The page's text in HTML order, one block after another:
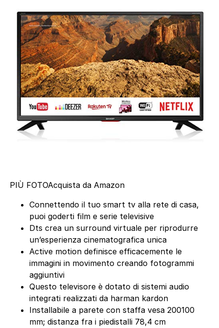
PIÙ FOTOAcquista da Amazon
Connettendo il tuo smart tv alla rete di casa,
puoi goderti film e serie televisive
Dts crea un surround virtuale per riprodurre
un’esperienza cinematografica unica
Active motion definisce efficacemente le
immagini in movimento creando fotogrammi
aggiuntivi
Questo televisore è dotato di sistemi audio
integrati realizzati da harman kardon
Installabile a parete con staffa vesa 200100
mm; distanza fra i piedistalli 78,4 cm